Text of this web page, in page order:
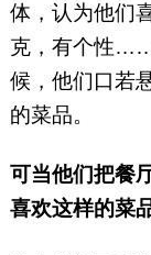
体，认为他们
克，有个性
候，他们口若
的菜品。
可当他们把餐
喜欢这样的菜